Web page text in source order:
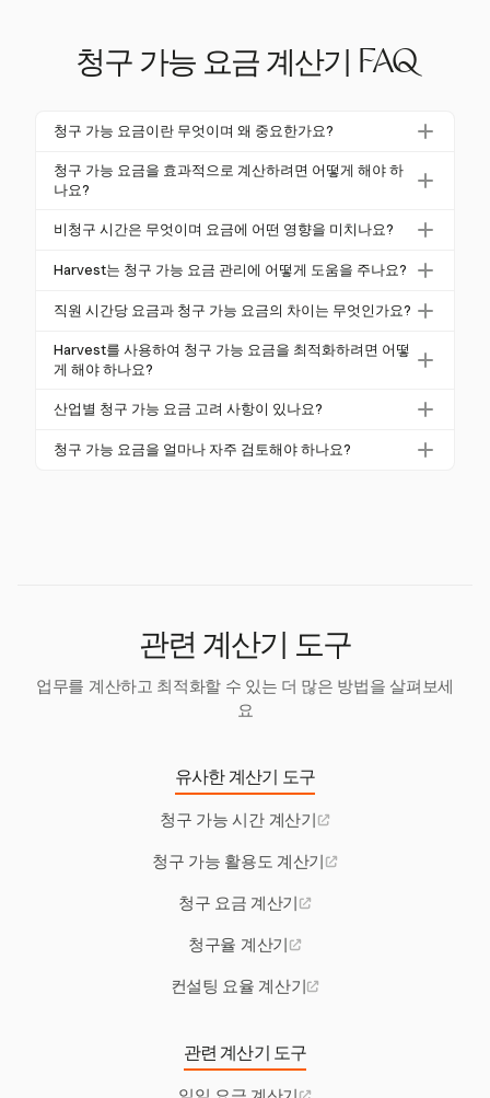
청구 가능 요금 계산기 FAQ
청구 가능 요금이란 무엇이며 왜 중요한가요?
청구 가능 요금은 제공된 서비스에 대해 고객에게 청구
되는 시간당 요금으로, 운영 비용을 충당하고 수익성을
정하면 일반적으로 70%의 건강한 배달 마진을 유지하
는 데 도움이 됩니다.
청구 가능 요금을 효과적으로 계산하려면 어떻게 해야 하
나요?
청구 가능 요금을 계산하려면 모든 연간 비용을 합산하
간) 이익 마진을 설정합니다. 비용 플러스 이익 또는 배
비청구 시간은 무엇이며 요금에 어떤 영향을 미치나요?
비청구 시간에는 교육, 회의 및 관리 작업과 같은 작업
있는 시간을 줄여 요금에 영향을 미칩니다. 이를 정확
다.
Harvest는 청구 가능 요금 관리에 어떻게 도움을 주나요?
Harvest는 상세한 보고 및 시간 추적 기능을 제공하여
청구 가능 및 비청구 시간에 대한 통찰력을 제공합니
다.
직원 시간당 요금과 청구 가능 요금의 차이는 무엇인가요?
직원 시간당 요금은 직원이 시간당 받는 금액이며, 청
구 가능 요금은 고객에게 청구되는 금액입니다. 청구
이 포함됩니다.
Harvest를 사용하여 청구 가능 요금을 최적화하려면 어떻
게 해야 하나요?
Harvest를 사용하여 모든 근무 시간을 정확하게 추적
관리하여 청구 가능 요금을 최적화하세요. Harvest의
산업별 청구 가능 요금 고려 사항이 있나요?
예, 법률과 같은 산업은 고유한 요금 고려 사항이 있습
청구 가능 요금을 얼마나 자주 검토해야 하나요?
관련 계산기 도구
업무를 계산하고 최적화할 수 있는 더 많은 방법을 살펴보세
요
유사한 계산기 도구
청구 가능 시간 계산기
청구 가능 활용도 계산기
청구 요금 계산기
청구율 계산기
컨설팅 요율 계산기
관련 계산기 도구